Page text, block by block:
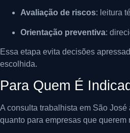
Avaliação de riscos: leitura
Orientação preventiva:
Essa etapa evita decisões
escolhida.
Para Quem É
A consulta trabalhista em São
quanto para empresas que